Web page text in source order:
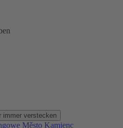
immer verstecken